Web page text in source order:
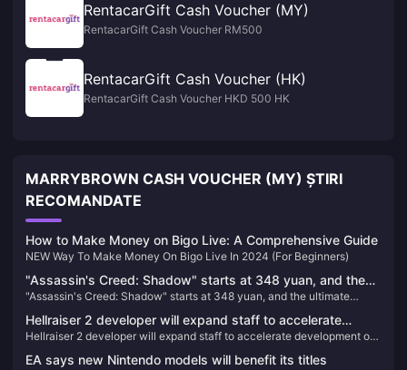
RentacarGift Cash Voucher (MY)
RentacarGift Cash Voucher RM500
RentacarGift Cash Voucher (HK)
RentacarGift Cash Voucher HKD 500 HK
MARRYBROWN CASH VOUCHER (MY) ȘTIRI
RECOMANDATE
How to Make Money on Bigo Live: A Comprehensive Guide
NEW Way To Make Money On Bigo Live In 2024 (For Beginners)
"Assassin's Creed: Shadow" starts at 348 yuan, and the
ultimate version can be played three days in advance
"Assassin's Creed: Shadow" starts at 348 yuan, and the ultimate
Hellraiser 2 developer will expand staff to accelerate
development of new content for the game
Hellraiser 2 developer will expand staff to accelerate development of
EA says new Nintendo models will benefit its titles